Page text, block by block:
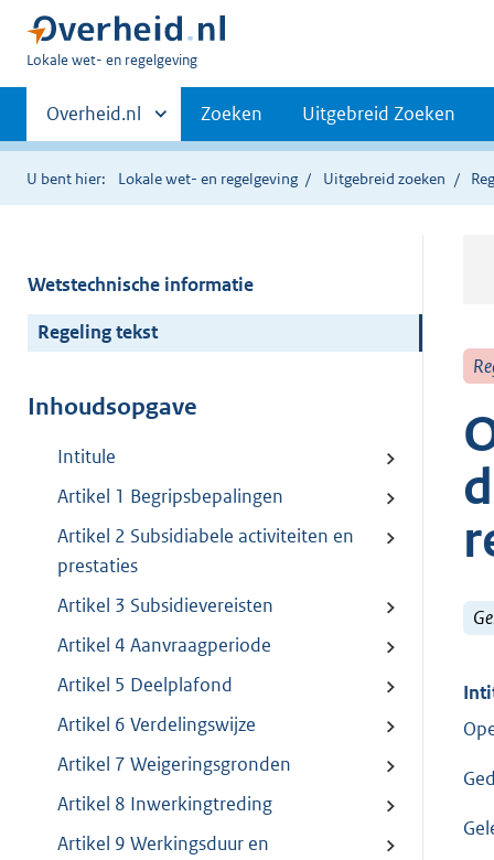
U
hier:
Lokale wet- en regelgeving
Primaire
navigatie
Andere
sites
binnen
Overheid.nl Zoeken Uitgebreid Zoeken
U bent hier: Lokale wet- en regelgeving Uitgebreid zoeken
Wetstechnische informatie
Regeling tekst
Inhoudsopgave
Intitule
Artikel 1 Begripsbepalingen
Artikel 2 Subsidiabele activiteiten en
prestaties
Artikel 3 Subsidievereisten
Artikel 4 Aanvraagperiode
Artikel 5 Deelplafond
Artikel 6 Verdelingswijze
Artikel 7 Weigeringsgronden
Artikel 8 Inwerkingtreding
Artikel 9 Werkingsduur en